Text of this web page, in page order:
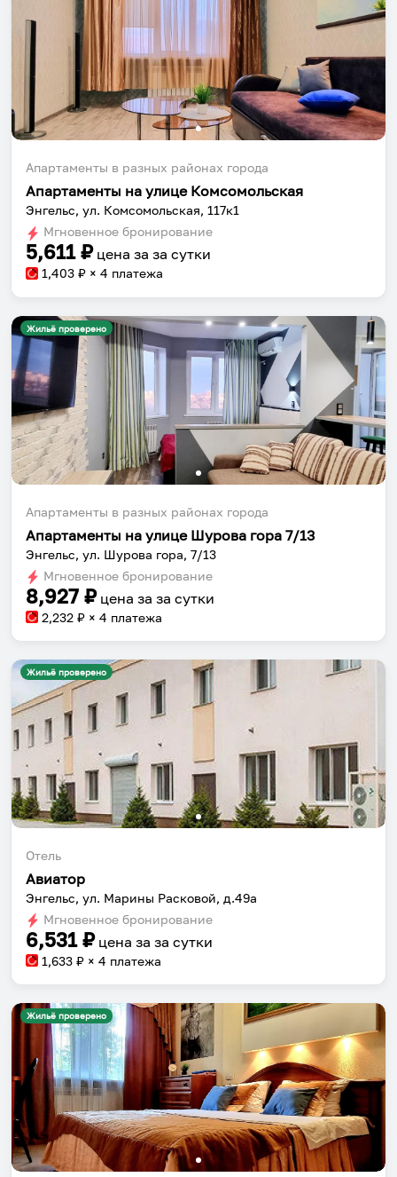
Апартаменты в разных районах города
Апартаменты на улице Комсомольская
Энгельс, ул. Комсомольская, 117к1
Мгновенное бронирование
5,611₽ цена за за сутки
1,403 ₽ × 4 платежа
Жильё проверено
Апартаменты в разных районах города
Апартаменты на улице Шурова гора 7/13
Энгельс, ул. Шурова гора, 7/13
Мгновенное бронирование
8,927 ₽ цена за за сутки
2,232 ₽ × 4 платежа
Жильё проверено
Отель
Авиатор
Энгельс, ул. Марины Расковой, д.49a
Мгновенное бронирование
6,531₽ цена за за сутки
1,633 ₽ × 4 платежа
Жильё проверено